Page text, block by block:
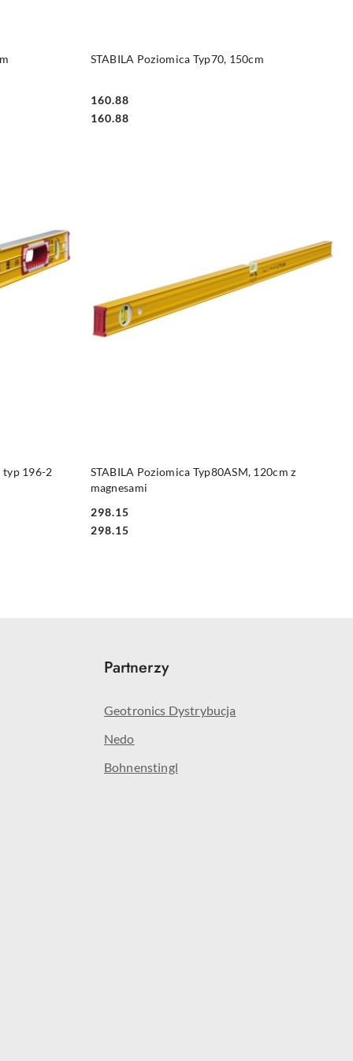
STABILA Poziomica Typ70, 150cm
Cena:
160.88
Cena:
160.88
typ 196-2
STABILA Poziomica Typ80ASM, 120cm z
magnesami
Cena:
298.15
Cena:
298.15
Partnerzy
Geotronics Dystrybucja
Nedo
Bohnenstingl